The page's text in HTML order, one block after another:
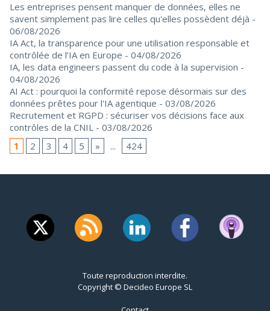
Les entreprises pensent manquer de données, elles ne
savent simplement pas lire celles qu'elles possèdent déjà -
06/08/2026
IA Act, la transparence pour une utilisation responsable et
contrôlée de l’IA en Europe - 04/08/2026
IA, les data engineers passent du code à la supervision -
04/08/2026
AI Act : pourquoi la conformité repose désormais sur des
données prêtes pour l'IA agentique - 03/08/2026
Recrutement et RGPD : sécuriser vos décisions face aux
contrôles de la CNIL - 03/08/2026
1
2 3 4 5 » ... 424
Toute reproduction interdite.
Copyright © Decideo Europe SL